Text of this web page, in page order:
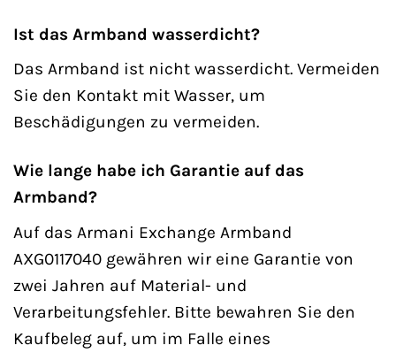
Ist das Armband wasserdicht?
Das Armband ist nicht wasserdicht. Vermeiden
Sie den Kontakt mit Wasser, um
Beschädigungen zu vermeiden.
Wie lange habe ich Garantie auf das
Armband?
Auf das Armani Exchange Armband
AXG0117040 gewähren wir eine Garantie von
zwei Jahren auf Material- und
Verarbeitungsfehler. Bitte bewahren Sie den
Kaufbeleg auf, um im Falle eines